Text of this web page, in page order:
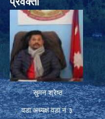
सुमन श्रेष्ठ
वडा अध्यक्ष वडा नं ३